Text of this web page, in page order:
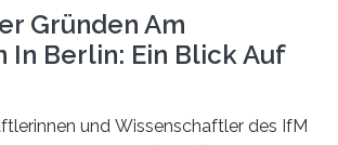
Gründen Am
In Berlin: Ein Blick Auf
und Wissenschaftler des IfM